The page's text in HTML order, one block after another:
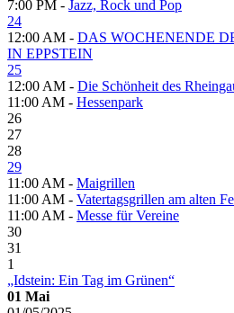
7:00 PM - Jazz, Rock und Pop
24
12:00 AM - DAS WOCHENENDE
IN EPPSTEIN
25
12:00 AM - Die Schönheit des
11:00 AM - Hessenpark
26
27
28
29
11:00 AM - Maigrillen
11:00 AM - Vatertagsgrillen am alten
11:00 AM - Messe für Vereine
30
31
1
„Idstein: Ein Tag im Grünen“
01 Mai